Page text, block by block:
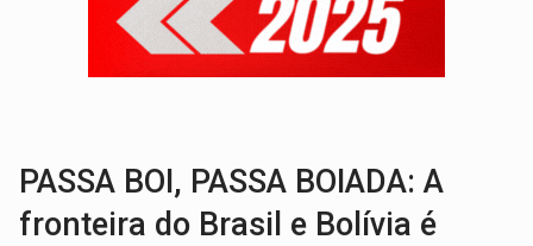
REFLORESTAMENTO:Plantar árvores não será mais suficiente para
PASSA BOI, PASSA BOIADA: A
fronteira do Brasil e Bolívia é